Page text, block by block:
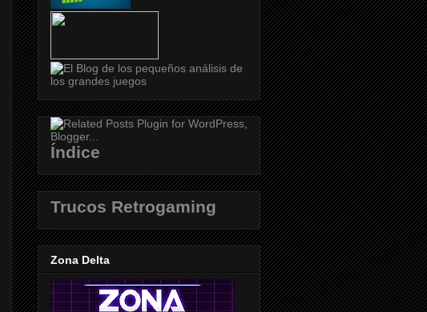
Índice
Trucos Retrogaming
Zona Delta